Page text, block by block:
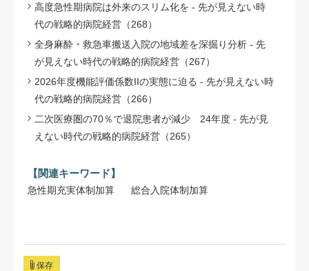
高度急性期病院は外来のスリム化を - 先が見えない時
代の戦略的病院経営（268）
全身麻酔・救急車搬送入院の地域差を深掘り分析 - 先
が見えない時代の戦略的病院経営（267）
2026年度機能評価係数IIの実態に迫る - 先が見えない時
代の戦略的病院経営（266）
二次医療圏の70％で退院患者が減少 24年度 - 先が見
えない時代の戦略的病院経営（265）
【関連キーワード】
急性期充実体制加算 総合入院体制加算
保存